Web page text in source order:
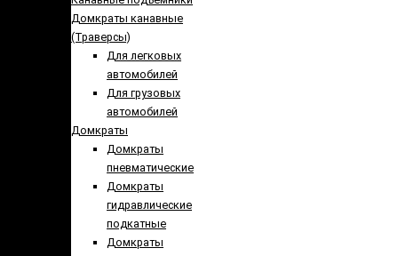
Домкраты канавные
(Траверсы)
Для легковых
автомобилей
Для грузовых
автомобилей
Домкраты
Домкраты
пневматические
Домкраты
гидравлические
подкатные
Домкраты